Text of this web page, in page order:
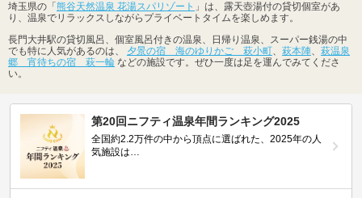
埼玉県の「 熊谷天然温泉 花湯スパリゾート 」は、露天壺湯付の貸切個室があ
り、温泉でリラックスしながらプライベートタイムを楽しめます。
長門大井駅の貸切風呂、個室風呂付きの温泉、日帰り温泉、スーパー銭湯の中
でも特に人気があるのは、 夕景の宿 海のゆりかご 萩小町、 萩本陣、 萩温泉
郷 宵待ちの宿 萩一輪 などの施設です。ぜひ一度は足を運んでみてくださ
い。
第20回ニフティ温泉年間ランキング2025
全国約2.2万件の中から頂点に選ばれた、2025年の人
気施設は…